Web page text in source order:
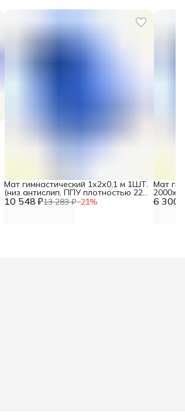
10 548 ₽13 283 ₽−21%
Мат гимнастический 1х2х0,1 м 1ШТ.
(низ антислип, ППУ плотностью 22
кг/м3) DNN 6 300
Мат
ткань